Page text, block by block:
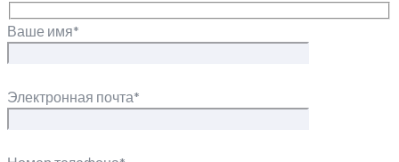
Ваше имя*
Электронная почта*